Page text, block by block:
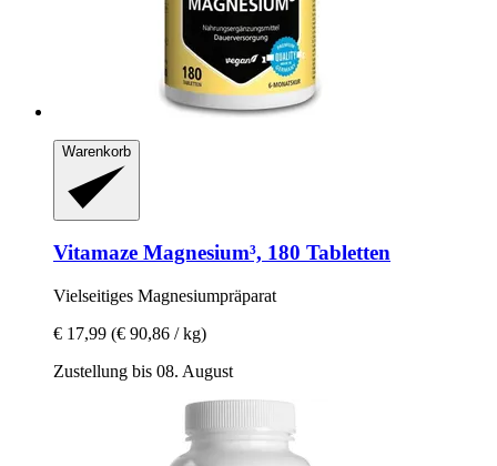
Warenkorb
Vitamaze Magnesium³, 180 Tabletten
Vielseitiges Magnesiumpräparat
€ 17,99 (€ 90,86 / kg)
Zustellung bis 08. August